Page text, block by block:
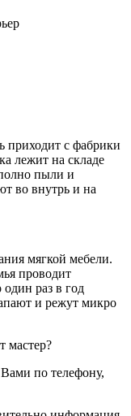
приходит с фабрики
лежит на складе
пыли и
во внутрь и на
мягкой мебели.
проводит
раз в год
и режут микро
мастер?
по телефону,